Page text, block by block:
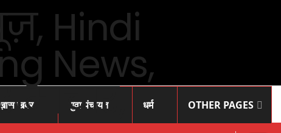
ख़ास खबर युवा पंचायत धर्म OTHER PAGES